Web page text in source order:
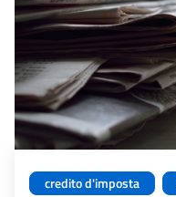
credito d'imposta